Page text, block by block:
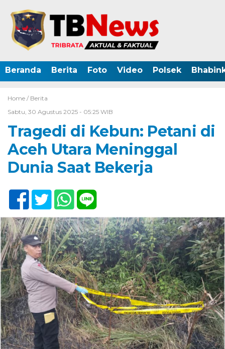
Beranda Berita Foto Video Polsek
Home / Berita
Sabtu, 30 Agustus 2025 - 05:25 WIB
Tragedi di Kebun: Petani di
Aceh Utara Meninggal
Dunia Saat Bekerja